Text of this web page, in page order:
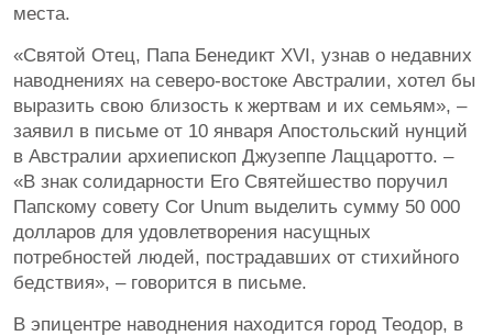
места.
«Святой Отец, Папа Бенедикт XVI, узнав о недавних
наводнениях на северо-востоке Австралии, хотел бы
выразить свою близость к жертвам и их семьям», –
заявил в письме от 10 января Апостольский нунций
в Австралии архиепископ Джузеппе Лаццаротто. –
«В знак солидарности Его Святейшество поручил
Папскому совету Cor Unum выделить сумму 50 000
долларов для удовлетворения насущных
потребностей людей, пострадавших от стихийного
бедствия», – говорится в письме.
В эпицентре наводнения находится город Теодор, в